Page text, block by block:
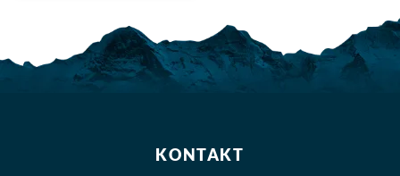
KONTAKT